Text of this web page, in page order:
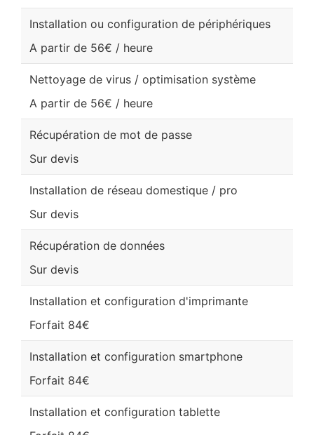
Installation ou configuration de périphériques
A partir de 56€ / heure
Nettoyage de virus / optimisation système
A partir de 56€ / heure
Récupération de mot de passe
Sur devis
Installation de réseau domestique / pro
Sur devis
Récupération de données
Sur devis
Installation et configuration d'imprimante
Forfait 84€
Installation et configuration smartphone
Forfait 84€
Installation et configuration tablette